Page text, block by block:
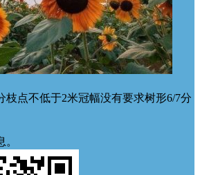
枝点不低于2米冠幅没有要求树形6/7分